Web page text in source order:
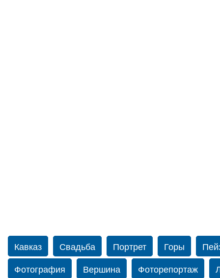
Кавказ Свадьба Портрет Горы
Фотография
Вершина Фоторепортаж